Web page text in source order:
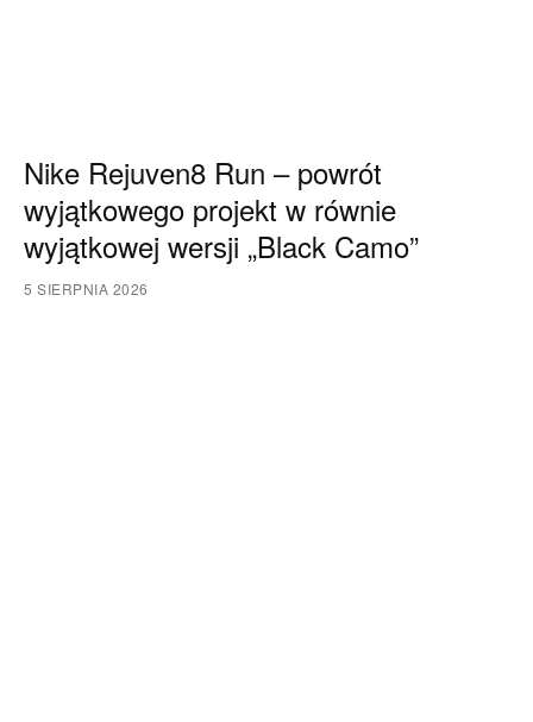
Nike Rejuven8 Run – powrót
wyjątkowego projekt w równie
wyjątkowej wersji „Black Camo”
5 SIERPNIA 2026